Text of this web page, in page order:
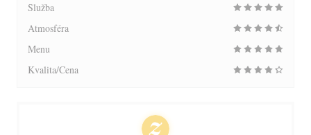
Služba
Atmosféra
Menu
Kvalita/Cena